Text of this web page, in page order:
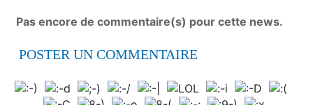
Pas encore de commentaire(s) pour cette news.
POSTER UN COMMENTAIRE